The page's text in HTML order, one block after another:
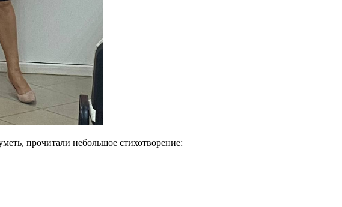
прочитали небольшое стихотворение: